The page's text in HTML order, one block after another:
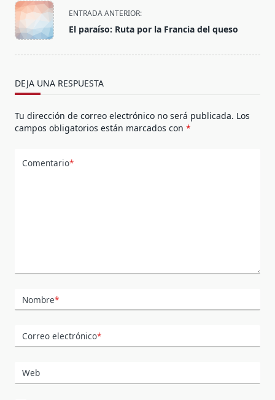
<span
class="nav-
subtitle
screen-
text">Página</span>
ENTRADA ANTERIOR:
El paraíso: Ruta por la Francia del queso
DEJA UNA RESPUESTA
Tu dirección de correo electrónico no será publicada. Los
campos obligatorios están marcados con *
Comentario*
Nombre*
Correo electrónico*
Web